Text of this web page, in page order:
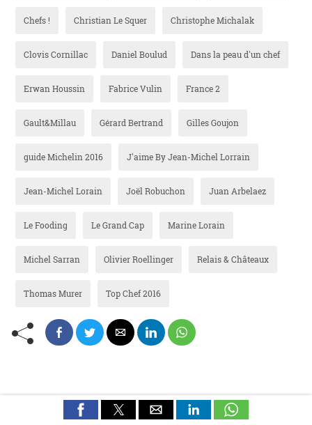
Chefs ! Christian Le Squer Christophe Michalak
Clovis Cornillac Daniel Boulud Dans la peau d'un chef
Erwan Houssin Fabrice Vulin France 2
Gault&Millau Gérard Bertrand Gilles Goujon
guide Michelin 2016 J'aime By Jean-Michel Lorrain
Jean-Michel Lorain Joël Robuchon Juan Arbelaez
Le Fooding Le Grand Cap Marine Lorain
Michel Sarran Olivier Roellinger Relais & Châteaux
Thomas Murer Top Chef 2016
LAISSER UN COMMENTAIRE